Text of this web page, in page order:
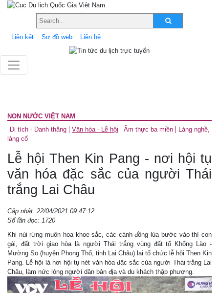
Liên kết Sơ đồ web Liên hệ
NON NƯỚC VIỆT NAM
Di tích - Danh thắng
Văn hóa - Lễ hội Ẩm thực ba miền
Làng nghề,
làng cổ
Lễ hội Then Kin Pang - nơi hội tụ
văn hóa đặc sắc của người Thái
trắng Lai Châu
Cập nhật: 22/04/2021 09:47:12
Số lần đọc: 1720
Khi núi rừng muôn hoa khoe sắc, các cánh đồng lúa bước vào thì con
gái, đất trời giao hòa là người Thái trắng vùng đất tổ Khổng Lào -
Mường So (huyện Phong Thổ, tỉnh Lai Châu) lại tổ chức lễ hội Then Kin
Pang. Lễ hội là nơi hội tụ nét văn hóa đặc sắc của người Thái trắng Lai
Châu, làm nức lòng người dân bản địa và du khách thập phương.